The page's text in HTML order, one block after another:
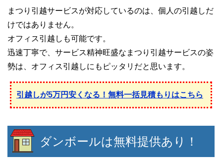
まつり引越サービスが対応しているのは、個人の引越しだ
けではありません。
オフィス引越しも可能です。
迅速丁寧で、サービス精神旺盛なまつり引越サービスの姿
勢は、オフィス引越しにもピッタリだと思います。
引越しが5万円安くなる！無料一括見積もりはこちら
ダンボールは無料提供あり！